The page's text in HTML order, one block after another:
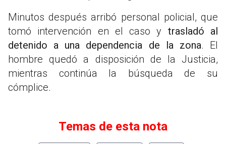
Minutos después arribó personal policial, que
tomó intervención en el caso y trasladó al
detenido a una dependencia de la zona. El
hombre quedó a disposición de la Justicia,
mientras continúa la búsqueda de su
cómplice.
Temas de esta nota